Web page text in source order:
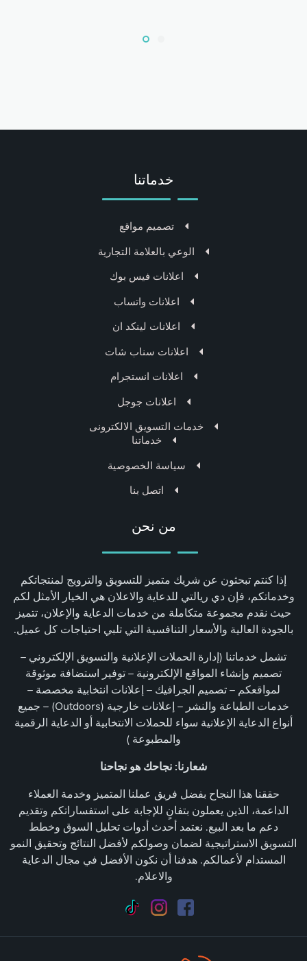
من نحن
إذا كنتم تبحثون عن شريك متميز للتسويق والترويج لمنتجاتكم
وخدماتكم، فإن دي ريالتي للدعاية والاعلان هي الخيار الأمثل لكم
حيث نقدم مجموعة متكاملة من خدمات الدعاية والإعلان، تتميز
بالجودة العالية والأسعار التنافسية التي تلبي احتياجات كل عميل.
تشمل خدماتنا (إدارة الحملات الإعلانية والتسويق الإلكتروني –
تصميم وإنشاء المواقع الإلكترونية – توفير استضافة موثوقة
لمواقعكم – تصميم الجرافيك – إعلانات انتخابية مخصصة –
خدمات الطباعة والنشر – إعلانات خارجية (Outdoors) – جميع
أنواع الدعاية الإعلانية سواء للحملات الانتخابية أو الدعاية الرقمية
والمطبوعة )
شعارنا: نجاحك هو نجاحنا
حققنا هذا النجاح بفضل فريق عملنا المتميز وخدمة العملاء
الداعمة، الذين يعملون بتفانٍ للإجابة على استفساراتكم وتقديم
دعم ما بعد البيع. نعتمد أحدث أدوات تحليل السوق وخطط
التسويق الاستراتيجية لضمان وصولكم لأفضل النتائج وتحقيق النمو
المستدام لأعمالكم. هدفنا أن نكون الأفضل في مجال الدعاية
والاعلام.
خدماتنا
تصميم مواقع
الوعي بالعلامة التجارية
اعلانات فيس بوك
اعلانات واتساب
اعلانات لينكد ان
اعلانات سناب شات
اعلانات انستجرام
اعلانات جوجل
خدمات التسويق الالكترونى
خدماتنا
سياسة الخصوصية
اتصل بنا